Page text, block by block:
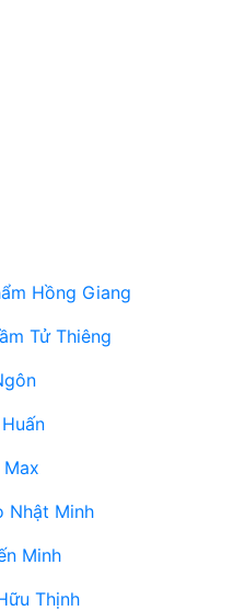
Hồng Giang
Tử Thiêng
Nhật Minh
Minh
Thịnh